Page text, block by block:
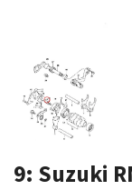
9: Suzuki